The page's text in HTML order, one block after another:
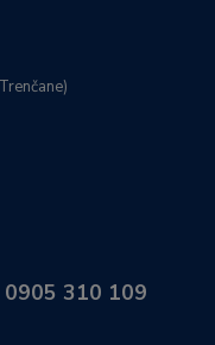
310 109